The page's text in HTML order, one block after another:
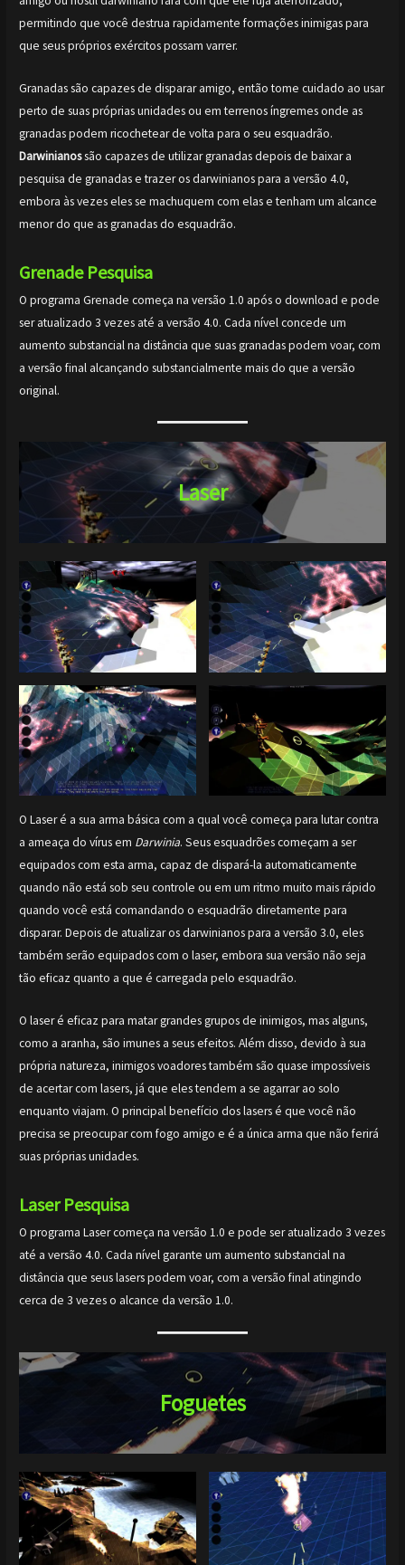
permitindo que você destrua rapidamente formações inimigas para
que seus próprios exércitos possam varrer.
Granadas são capazes de disparar amigo, então tome cuidado ao usar
perto de suas próprias unidades ou em terrenos íngremes onde as
granadas podem ricochetear de volta para o seu esquadrão.
Darwinianossão capazes de utilizar granadas depois de baixar a
pesquisa de granadas e trazer os darwinianos para a versão 4.0,
embora às vezes eles se machuquem com elas e tenham um alcance
menor do que as granadas do esquadrão.
Grenade Pesquisa
O programa Grenade começa na versão 1.0 após o download e pode
ser atualizado 3 vezes até a versão 4.0. Cada nível concede um
aumento substancial na distância que suas granadas podem voar, com
a versão final alcançando substancialmente mais do que a versão
original.
Laser
O Laser é a sua arma básica com a qual você começa para lutar contra
a ameaça do vírus em Darwinia. Seus esquadrões começam a ser
equipados com esta arma, capaz de dispará-la automaticamente
quando não está sob seu controle ou em um ritmo muito mais rápido
quando você está comandando o esquadrão diretamente para
disparar. Depois de atualizar os darwinianos para a versão 3.0, eles
também serão equipados com o laser, embora sua versão não seja
tão eficaz quanto a que é carregada pelo esquadrão.
O laser é eficaz para matar grandes grupos de inimigos, mas alguns,
como a aranha, são imunes a seus efeitos. Além disso, devido à sua
própria natureza, inimigos voadores também são quase impossíveis
de acertar com lasers, já que eles tendem a se agarrar ao solo
enquanto viajam. O principal benefício dos lasers é que você não
precisa se preocupar com fogo amigo e é a única arma que não ferirá
suas próprias unidades.
Laser Pesquisa
O programa Laser começa na versão 1.0 e pode ser atualizado 3 vezes
até a versão 4.0. Cada nível garante um aumento substancial na
distância que seus lasers podem voar, com a versão final atingindo
cerca de 3 vezes o alcance da versão 1.0.
Foguetes